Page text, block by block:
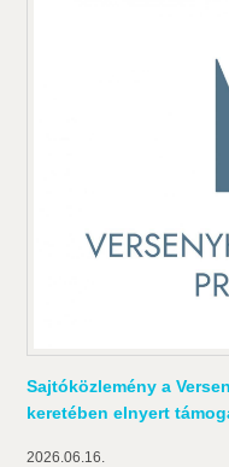
Sajtóközlemény a
keretében elnyert
2026.06.16.